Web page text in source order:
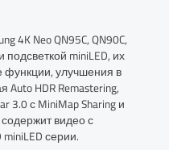
4K Neo QN95C, QN90C,
подсветкой miniLED, их
функции, улучшения в
HDR Remastering,
3.0 с MiniMap Sharing и
видео с
серии.